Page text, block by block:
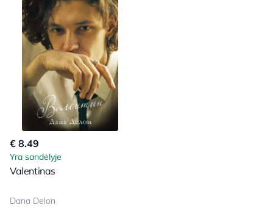
€ 8.49
Yra sandėlyje
Valentinas
Dana Delon